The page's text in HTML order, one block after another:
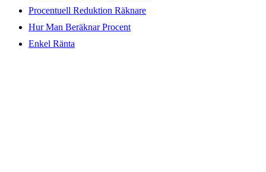
Procentuell Reduktion Räknare
Hur Man Beräknar Procent
Enkel Ränta